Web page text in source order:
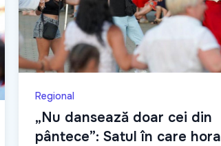
Regional
„Nu dansează doar cei din
pântece”: Satul în care hora